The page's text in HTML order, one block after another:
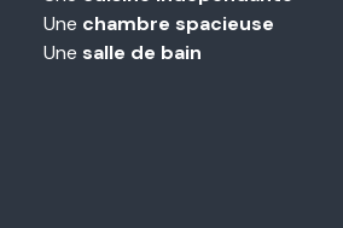
Une chambre spacieuse
Une salle de bain